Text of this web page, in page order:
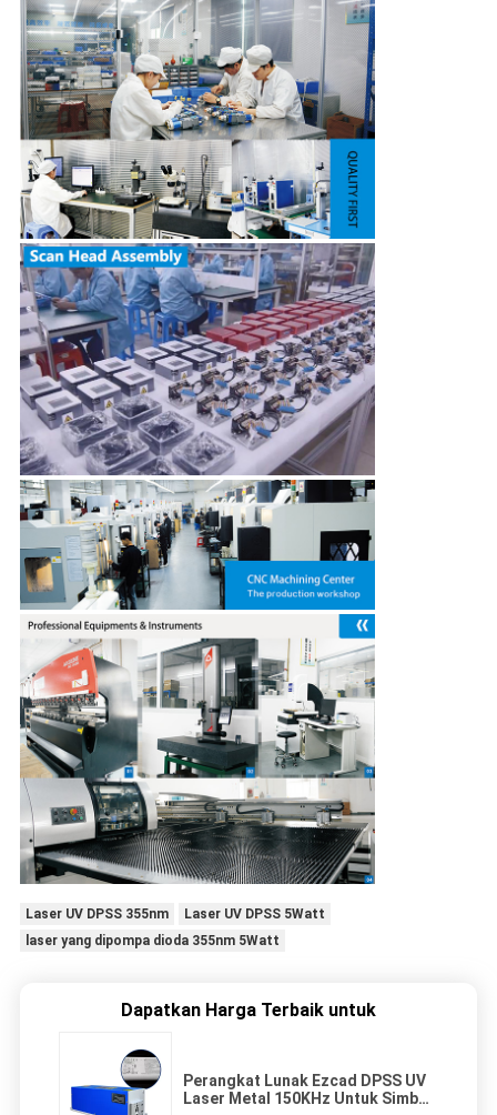
Laser UV DPSS 355nm
Laser UV DPSS 5Watt
laser yang dipompa dioda 355nm 5Watt
Dapatkan Harga Terbaik untuk
Perangkat Lunak Ezcad DPSS UV
Laser Metal 150KHz Untuk Simbol